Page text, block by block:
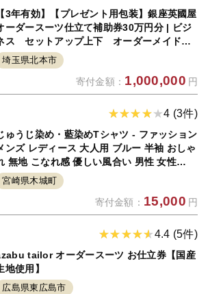
【3年有効】【プレゼント用包装】銀座英國屋
ーダースーツ仕立て補助券30万円分 | ビジ
ス セットアップ上下 オーダーメイド
答 ギフト 仕立券 チケット 老舗 高
埼玉県北本市
寄付金額： 1,000,000 円
4 (3件)
ゅうじ染め・藍染めTシャツ - ファッション
ンズ レディース 大人用 ブルー 半袖 おしゃ
無地 こなれ感 優しい風合い 男性 女性
WL/S/M/L/XL 綿100％ 送料無料【宮崎
木城町】
宮崎県木城町
寄付金額： 15,000 円
4.4 (5件)
tailor オーダースーツ お仕立券【国産
地使用】
広島県東広島市